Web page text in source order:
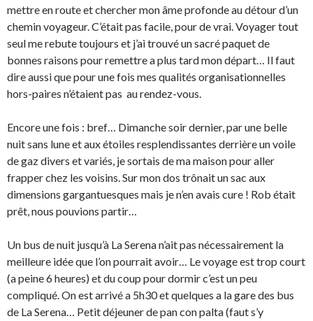
mettre en route et chercher mon âme profonde au détour d’un
chemin voyageur. C’était pas facile, pour de vrai. Voyager tout
seul me rebute toujours et j’ai trouvé un sacré paquet de
bonnes raisons pour remettre a plus tard mon départ… Il faut
dire aussi que pour une fois mes qualités organisationnelles
hors-paires n’étaient pas au rendez-vous.
Encore une fois : bref… Dimanche soir dernier, par une belle
nuit sans lune et aux étoiles resplendissantes derrière un voile
de gaz divers et variés, je sortais de ma maison pour aller
frapper chez les voisins. Sur mon dos trônait un sac aux
dimensions gargantuesques mais je n’en avais cure ! Rob était
prêt, nous pouvions partir…
Un bus de nuit jusqu’à La Serena n’ait pas nécessairement la
meilleure idée que l’on pourrait avoir… Le voyage est trop court
(a peine 6 heures) et du coup pour dormir c’est un peu
compliqué. On est arrivé a 5h30 et quelques a la gare des bus
de La Serena… Petit déjeuner de pan con palta (faut s’y